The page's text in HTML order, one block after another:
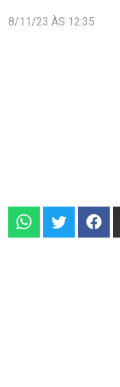
8/11/23 ÀS 12:35